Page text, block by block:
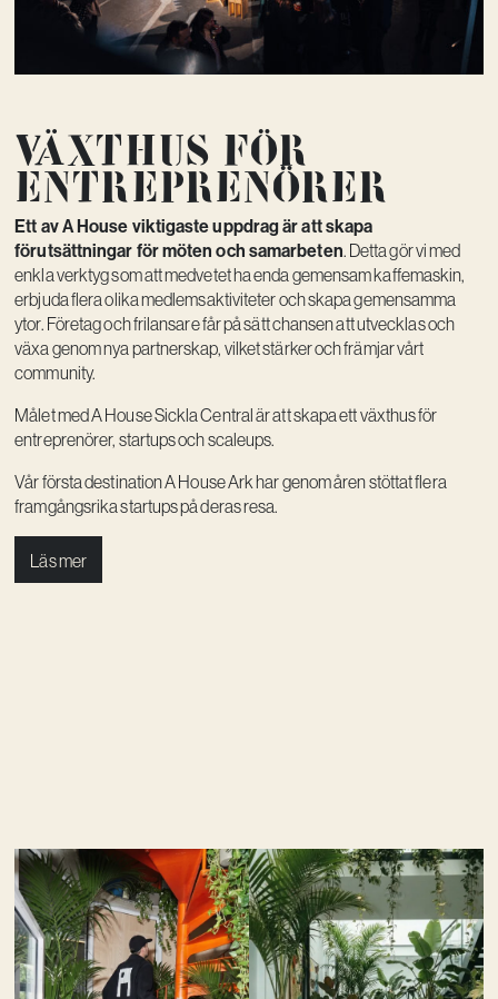
Växthus för
entrepre­nörer
Ett av A House viktigaste uppdrag är att skapa
förutsättningar för möten och samarbeten. Detta gör vi med
enkla verktyg som att medvetet ha enda gemensam kaffemaskin,
erbjuda flera olika medlemsaktiviteter och skapa gemensamma
ytor. Företag och frilansare får på sätt chansen att utvecklas och
växa genom nya partnerskap, vilket stärker och främjar vårt
community.
Målet med A House Sickla Central är att skapa ett växthus för
entreprenörer, startups och scaleups.
Vår första destination A House Ark har genom åren stöttat flera
framgångsrika startups på deras resa.
Läs mer